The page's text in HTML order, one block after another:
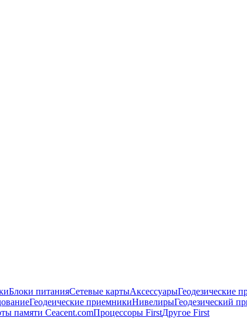
Блоки питанияСетевые картыАксессуарыГеодезические
Геодеические приемникиНивелирыГеодезический
памяти Ceacent.comПроцессоры FirstДругое First